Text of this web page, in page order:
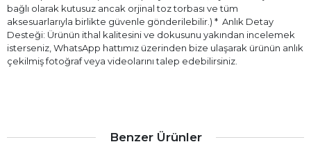
bağlı olarak kutusuz ancak orjinal toz torbası ve tüm
aksesuarlarıyla birlikte güvenle gönderilebilir.) * ⁠ Anlık Detay
Desteği: Ürünün ithal kalitesini ve dokusunu yakından incelemek
isterseniz, WhatsApp hattımız üzerinden bize ulaşarak ürünün anlık
çekilmiş fotoğraf veya videolarını talep edebilirsiniz.
Benzer Ürünler